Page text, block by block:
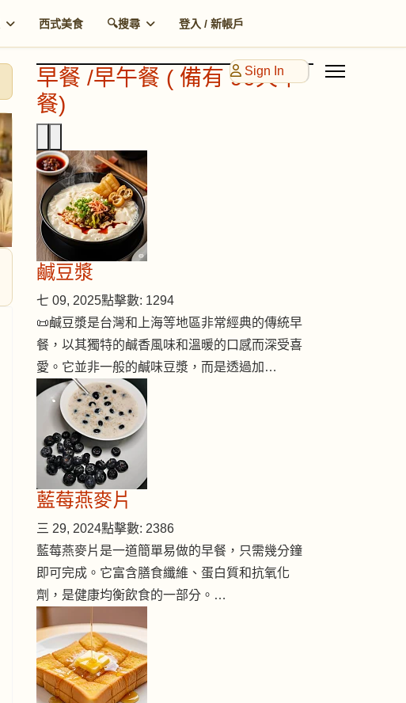
西式美食 🔍搜尋 登入 / 新帳戶
Sign In
早餐 /早午餐 ( 備有 90天早
餐)
鹹豆漿
七 09, 2025點擊數: 1294
📜鹹豆漿是台灣和上海等地區非常經典的傳統早
餐，以其獨特的鹹香風味和溫暖的口感而深受喜
愛。它並非一般的鹹味豆漿，而是透過加…
藍莓燕麥片
三 29, 2024點擊數: 2386
藍莓燕麥片是一道簡單易做的早餐，只需幾分鐘
即可完成。它富含膳食纖維、蛋白質和抗氧化
劑，是健康均衡飲食的一部分。…